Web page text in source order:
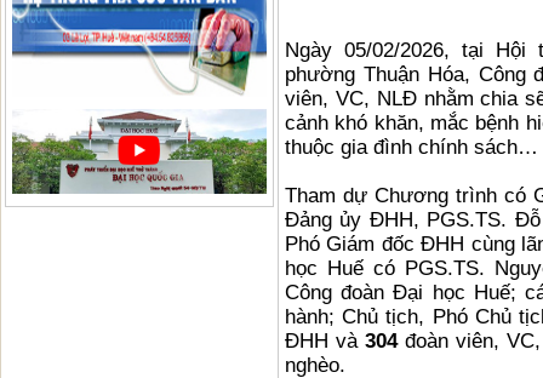
Ngày 05/02/2026, tại
phường Thuận Hóa, Công
viên, VC, NLĐ nhằm chia
cảnh khó khăn, mắc bệnh
thuộc gia đình chính
Tham dự Chương trình có
Đảng ủy ĐHH, PGS.TS.
Phó Giám đốc ĐHH cùng
học Huế có PGS.TS.
Công đoàn Đại học Huế;
hành; Chủ tịch, Phó Chủ
ĐHH và 304đoàn viên,
nghèo.